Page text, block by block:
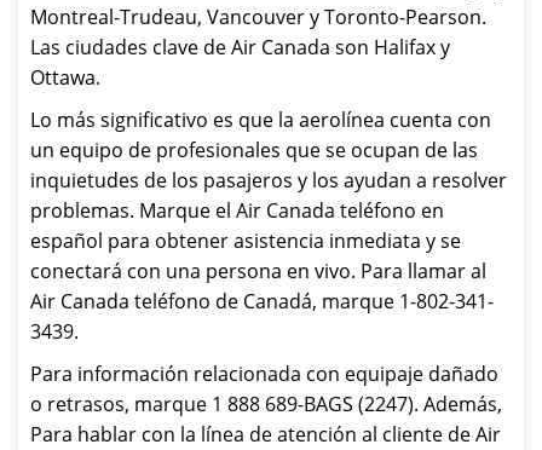
Montreal-Trudeau, Vancouver y Toronto-Pearson.
Las ciudades clave de Air Canada son Halifax y
Ottawa.
Lo más significativo es que la aerolínea cuenta con
un equipo de profesionales que se ocupan de las
inquietudes de los pasajeros y los ayudan a resolver
problemas. Marque el Air Canada teléfono en
español para obtener asistencia inmediata y se
conectará con una persona en vivo. Para llamar al
Air Canada teléfono de Canadá, marque 1-802-341-
3439.
Para información relacionada con equipaje dañado
o retrasos, marque 1 888 689-BAGS (2247). Además,
Para hablar con la línea de atención al cliente de Air